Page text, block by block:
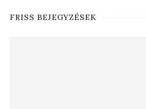
FRISS BEJEGYZÉSEK